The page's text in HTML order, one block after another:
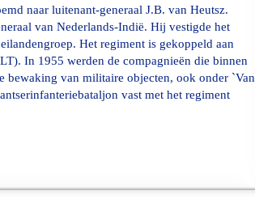
naar luitenant-generaal J.B. van Heutsz.
van Nederlands-Indië. Hij vestigde het
Het regiment is gekoppeld aan
. In 1955 werden de compagnieën die binnen
bewaking van militaire objecten, ook onder `Van
vast met het regiment